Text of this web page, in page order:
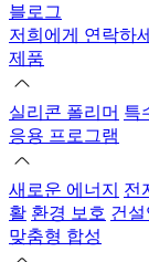
블로그
저희에게 연락하
제품
실리콘 폴리머 특
응용 프로그램
새로운 에너지 전
활 환경 보호 건설
맞춤형 합성